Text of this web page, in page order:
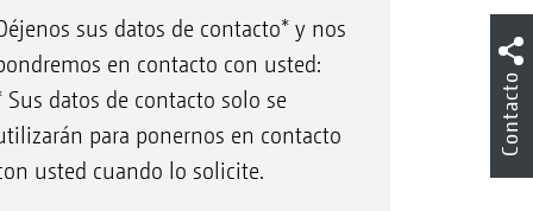
sus datos de contacto* y nos
en contacto con usted:
Sus datos de contacto solo se
para ponernos en contacto
usted cuando lo solicite.
Contacto